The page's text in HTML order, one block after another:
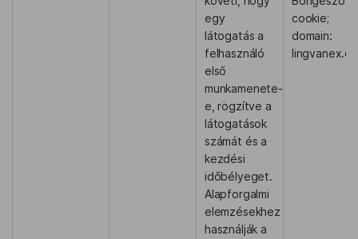
egy
látogatás a
felhasználó
első
munkamenete-
e, rögzítve a
látogatások
számát és a
kezdési
időbélyeget.
Alapforgalmi
elemzésekhez
használják a
cookie;
domain: